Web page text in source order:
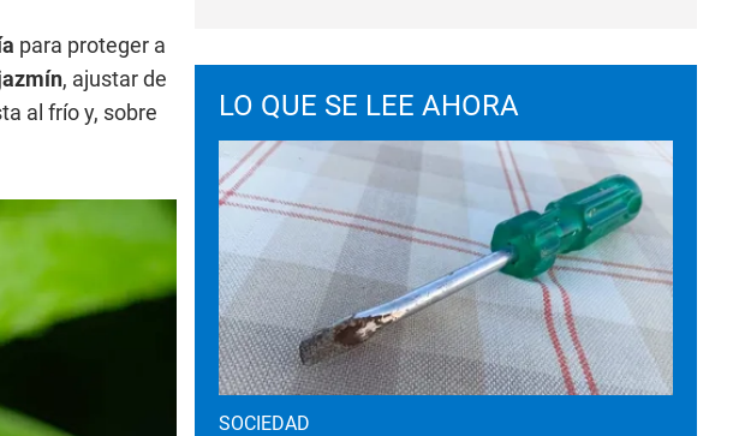
para proteger a
, ajustar de
al frío y, sobre
LO QUE SE LEE AHORA
SOCIEDAD